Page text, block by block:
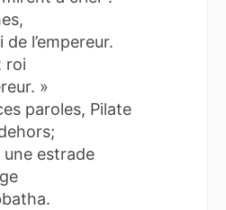
de l’empereur.
roi
»
paroles, Pilate
estrade